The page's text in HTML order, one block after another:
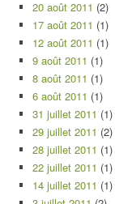
20 août 2011 (2)
17 août 2011 (1)
12 août 2011 (1)
9 août 2011 (1)
8 août 2011 (1)
6 août 2011 (1)
31 juillet 2011 (1)
29 juillet 2011 (2)
28 juillet 2011 (1)
22 juillet 2011 (1)
14 juillet 2011 (1)